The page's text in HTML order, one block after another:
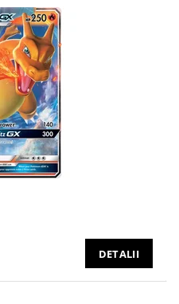
DETALII